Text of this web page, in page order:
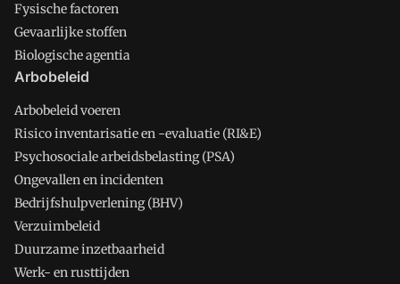
Fysische factoren
Gevaarlijke stoffen
Biologische agentia
Arbobeleid
Arbobeleid voeren
Risico inventarisatie en -evaluatie (RI&E)
Psychosociale arbeidsbelasting (PSA)
Ongevallen en incidenten
Bedrijfshulpverlening (BHV)
Verzuimbeleid
Duurzame inzetbaarheid
Werk- en rusttijden